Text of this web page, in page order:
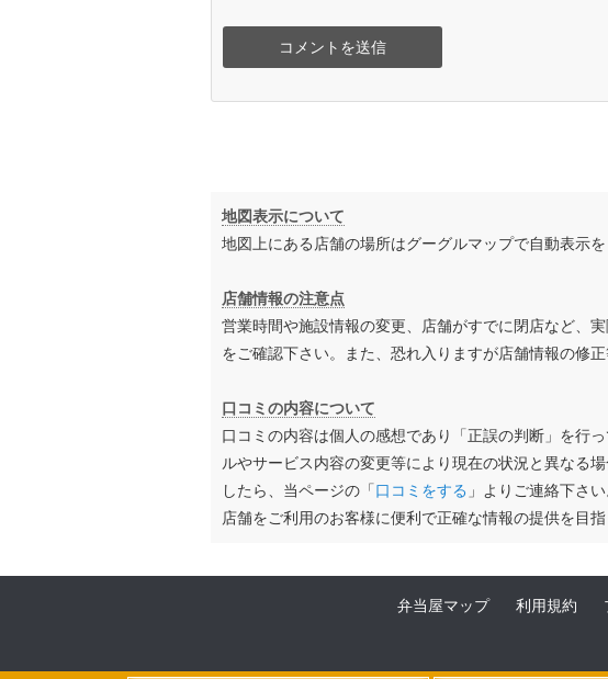
地図表示について
地図上にある店舗の場所はグーグルマップで自動表示
店舗情報の注意点
営業時間や施設情報の変更、店舗がすでに閉店など、
をご確認下さい。また、恐れ入りますが店舗情報の修
口コミの内容について
口コミの内容は個人の感想であり「正誤の判断」を行
ルやサービス内容の変更等により現在の状況と異なる
したら、当ページの「 口コミをする 」よりご連絡下さい
店舗をご利用のお客様に便利で正確な情報の提供を目
弁当屋マップ 利用規約